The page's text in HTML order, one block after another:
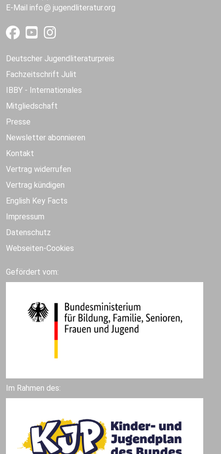
E-Mail info jugendliteratur.org
Deutscher Jugendliteraturpreis
Fachzeitschrift Julit
IBBY - Internationales
Mitgliedschaft
Presse
Newsletter abonnieren
Kontakt
Vertrag widerrufen
Vertrag kündigen
English Key Facts
Impressum
Datenschutz
Webseiten-Cookies
Gefördert vom:
Im Rahmen des: